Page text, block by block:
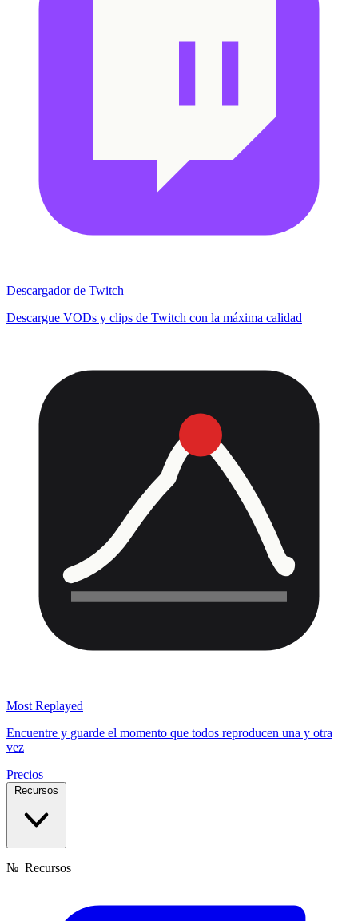
Descargador de Twitch
Descargue VODs y clips de Twitch con la máxima calidad
Most Replayed
Encuentre y guarde el momento que todos reproducen una y otra
vez
Precios
Recursos
№ Recursos